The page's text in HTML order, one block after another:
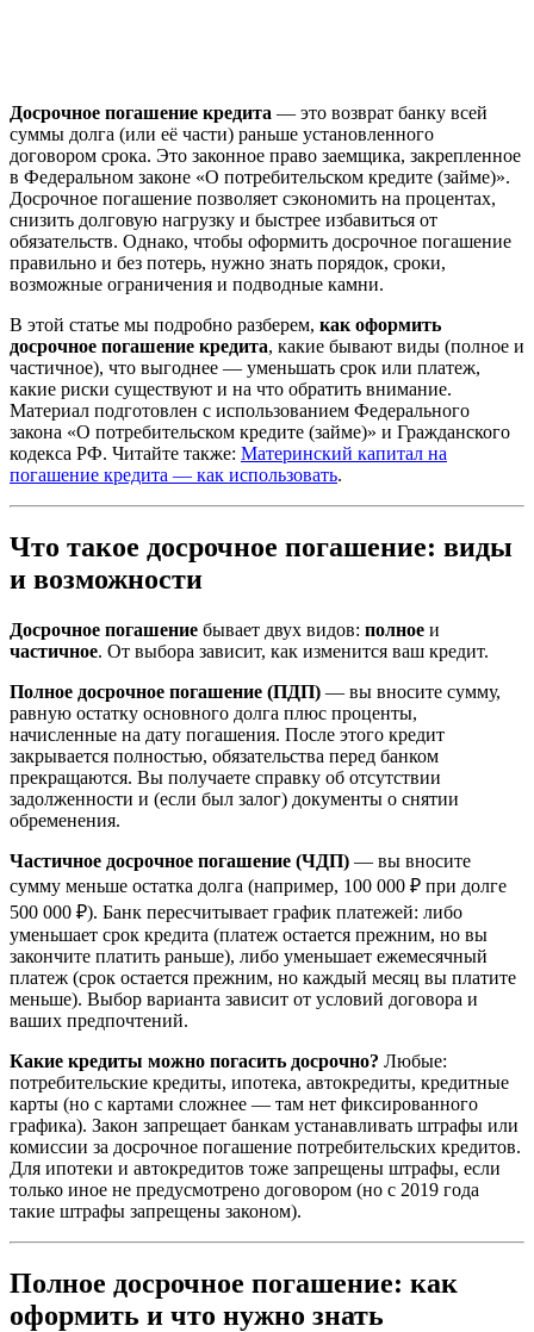
Досрочное погашение кредита — это возврат банку всей
суммы долга (или её части) раньше установленного
договором срока. Это законное право заемщика, закрепленное
в Федеральном законе «О потребительском кредите (займе)».
Досрочное погашение позволяет сэкономить на процентах,
снизить долговую нагрузку и быстрее избавиться от
обязательств. Однако, чтобы оформить досрочное погашение
правильно и без потерь, нужно знать порядок, сроки,
возможные ограничения и подводные камни.
В этой статье мы подробно разберем, как оформить
досрочное погашение кредита, какие бывают виды (полное и
частичное), что выгоднее — уменьшать срок или платеж,
какие риски существуют и на что обратить внимание.
Материал подготовлен с использованием Федерального
закона «О потребительском кредите (займе)» и Гражданского
кодекса РФ. Читайте также: Материнский капитал на
погашение кредита — как использовать.
Что такое досрочное погашение: виды
и возможности
Досрочное погашение бывает двух видов: полное и
частичное. От выбора зависит, как изменится ваш кредит.
Полное досрочное погашение (ПДП) — вы вносите сумму,
равную остатку основного долга плюс проценты,
начисленные на дату погашения. После этого кредит
закрывается полностью, обязательства перед банком
прекращаются. Вы получаете справку об отсутствии
задолженности и (если был залог) документы о снятии
обременения.
Частичное досрочное погашение (ЧДП) — вы вносите
сумму меньше остатка долга (например, 100 000 ₽ при долге
500 000 ₽). Банк пересчитывает график платежей: либо
уменьшает срок кредита (платеж остается прежним, но вы
закончите платить раньше), либо уменьшает ежемесячный
платеж (срок остается прежним, но каждый месяц вы платите
меньше). Выбор варианта зависит от условий договора и
ваших предпочтений.
Какие кредиты можно погасить досрочно? Любые:
потребительские кредиты, ипотека, автокредиты, кредитные
карты (но с картами сложнее — там нет фиксированного
графика). Закон запрещает банкам устанавливать штрафы или
комиссии за досрочное погашение потребительских кредитов.
Для ипотеки и автокредитов тоже запрещены штрафы, если
только иное не предусмотрено договором (но с 2019 года
такие штрафы запрещены законом).
Полное досрочное погашение: как
оформить и что нужно знать